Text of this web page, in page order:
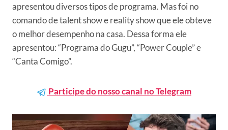
apresentou diversos tipos de programa. Mas foi no
comando de talent show e reality show que ele obteve
o melhor desempenho na casa. Dessa forma ele
apresentou: “Programa do Gugu”, “Power Couple” e
“Canta Comigo”.
Participe do nosso canal no Telegram